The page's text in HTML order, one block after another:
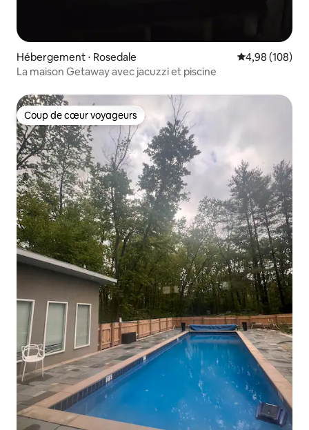
Hébergement ⋅ Rosedale Évaluation
4,98 (108)
La maison Getaway avec jacuzzi et piscine
Coup de cœur voyageurs
Coup de cœur voyageurs